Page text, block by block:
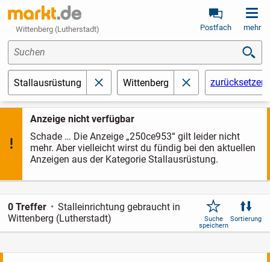
Wittenberg (Lutherstadt) Postfach mehr
Anzeige nicht verfügbar
Schade … Die Anzeige „250ce953“ gilt leider nicht
mehr. Aber vielleicht wirst du fündig bei den aktuellen
Anzeigen aus der Kategorie Stallausrüstung.
Suchen
Stallausrüstung schließenWittenberg schließenzurücksetzen
0 Treffer
Stalleinrichtung gebraucht in
Wittenberg (Lutherstadt)
Suche
speichern
Sortierung